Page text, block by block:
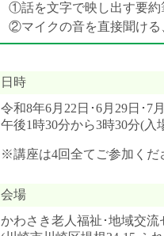
①話を文字で映し出す要約
②マイクの音を直接聞ける
日時
令和8年6月22日･6月29日･7
午後1時30分から3時30分(入
※講座は4回全てご参加くだ
会場
かわさき老人福祉･地域交流